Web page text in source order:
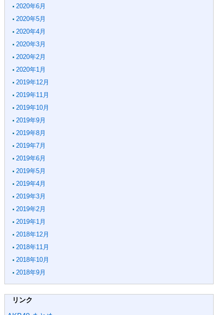
2020年6月
2020年5月
2020年4月
2020年3月
2020年2月
2020年1月
2019年12月
2019年11月
2019年10月
2019年9月
2019年8月
2019年7月
2019年6月
2019年5月
2019年4月
2019年3月
2019年2月
2019年1月
2018年12月
2018年11月
2018年10月
2018年9月
リンク